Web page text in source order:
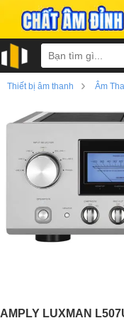
Thiết bị âm thanh › Âm
AMPLY LUXMAN